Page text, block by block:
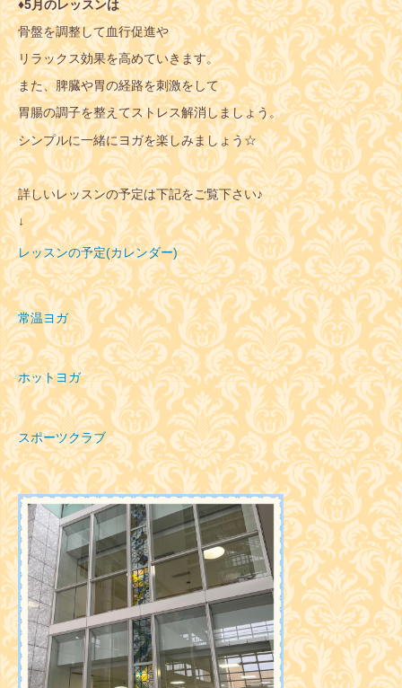
♦︎5月のレッスンは
骨盤を調整して血行促進や
リラックス効果を高めていきます。
また、脾臓や胃の経路を刺激をして
胃腸の調子を整えてストレス解消しましょう。
シンプルに一緒にヨガを楽しみましょう☆
詳しいレッスンの予定は下記をご覧下さい♪
↓
レッスンの予定(カレンダー)
常温ヨガ
ホットヨガ
スポーツクラブ